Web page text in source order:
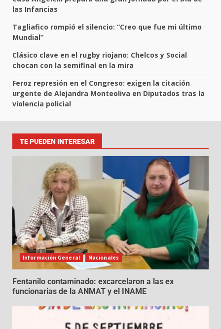
las Infancias
Tagliafico rompió el silencio: “Creo que fue mi último
Mundial”
Clásico clave en el rugby riojano: Chelcos y Social
chocan con la semifinal en la mira
Feroz represión en el Congreso: exigen la citación
urgente de Alejandra Monteoliva en Diputados tras la
violencia policial
TE PUEDEN INTERESAR
Información General Nacionales
Fentanilo contaminado: excarcelaron a las ex
funcionarias de la ANMAT y el INAME